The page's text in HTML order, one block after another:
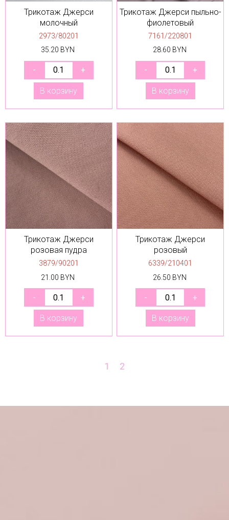
Трикотаж Джерси
молочный
2973/80201
35.20 BYN
В корзину
Трикотаж Джерси пыльно-
фиолетовый
7161/220801
28.60 BYN
В корзину
Трикотаж Джерси
розовая пудра
3879/90201
21.00 BYN
В корзину
Трикотаж Джерси
розовый
6339/210401
26.50 BYN
В корзину
1 2